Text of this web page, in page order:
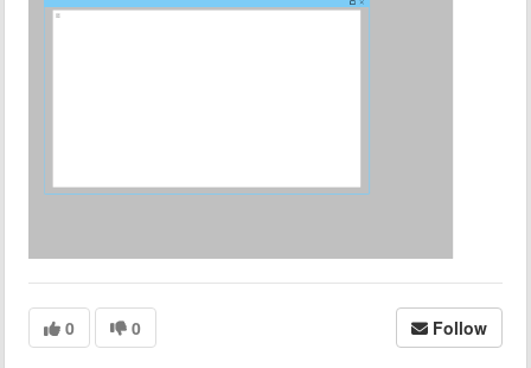
0 0 Follow